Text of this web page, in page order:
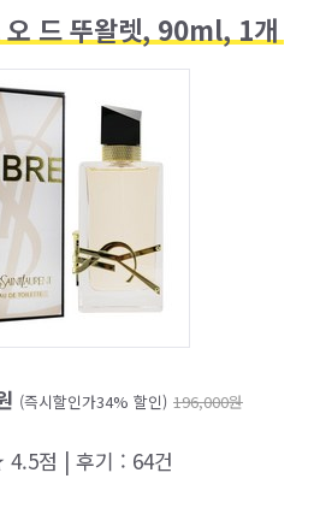
오 드 뚜왈렛, 90ml, 1개
(즉시할인가34% 할인) 196,000원
점 | 후기 : 64건